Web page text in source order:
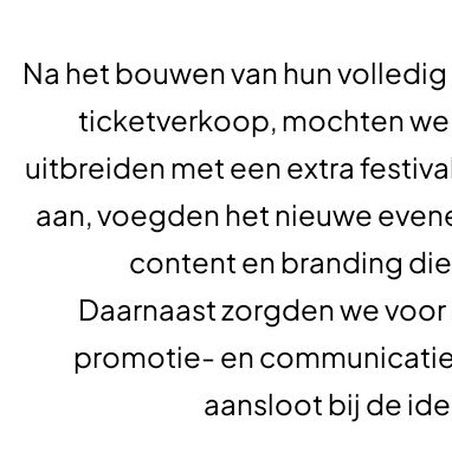
Na het bouwen van hun
ticketverkoop, mochten
uitbreiden met een extra
aan, voegden het nieuwe
content en branding
Daarnaast zorgden we
promotie- en
aansloot bij de